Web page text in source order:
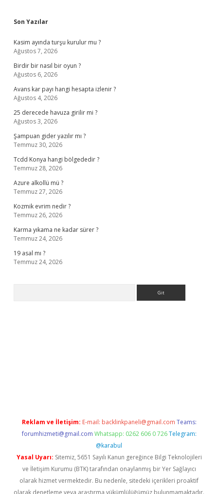
Son Yazılar
Kasim ayında turşu kurulur mu ?
Ağustos 7, 2026
Birdir bir nasıl bir oyun ?
Ağustos 6, 2026
Avans kar payı hangi hesapta izlenir ?
Ağustos 4, 2026
25 derecede havuza girilir mi ?
Ağustos 3, 2026
Şampuan gider yazılır mı ?
Temmuz 30, 2026
Tcdd Konya hangi bölgededir ?
Temmuz 28, 2026
Azure alkollü mü ?
Temmuz 27, 2026
Kozmik evrim nedir ?
Temmuz 26, 2026
Karma yıkama ne kadar sürer ?
Temmuz 24, 2026
19 asal mı ?
Temmuz 24, 2026
Reklam ve İletişim: E-mail: backlinkpaneli@gmail.com Teams:
forumhizmeti@gmail.com Whatsapp: 0262 606 0 726 Telegram:
@karabul
Yasal Uyarı: Sitemiz, 5651 Sayılı Kanun gereğince Bilgi Teknolojileri
ve İletişim Kurumu (BTK) tarafından onaylanmış bir Yer Sağlayıcı
olarak hizmet vermektedir. Bu nedenle, sitedeki içerikleri proaktif
olarak denetleme veya araştırma yükümlülüğümüz bulunmamaktadır.